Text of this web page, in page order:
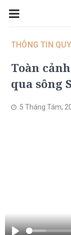
THÔNG TIN
Toàn
qua sông
5 Tháng Tám,